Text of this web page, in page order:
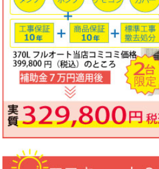
MSZ-GV2823-W・標準工事費（冷媒
99,800円！完売しました
2026年05月22日
お知らせ
ノーリツ・リンナイ・パロマ製品の値
2026年05月18日
目玉商品
ノーリツビルトインコンロ「N3WV6M
なら「ロティプレートS」プレゼント！
79,800円！数量限定のため、なくなり
2026年05月15日
目玉商品
パロマ屋外式エコジョーズふろ給湯器
FH-E2011SAWL(K)マルチリモコンセ
（処分込）10年商品・工事保証付
コ